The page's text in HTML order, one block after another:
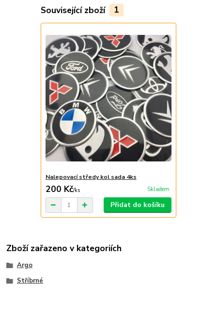
Související zboží 1
Nalepovací středy kol sada 4ks
200 Kč/ks Skladem
Přidat do košíku
Zboží zařazeno v kategoriích
Argo
Stříbrné